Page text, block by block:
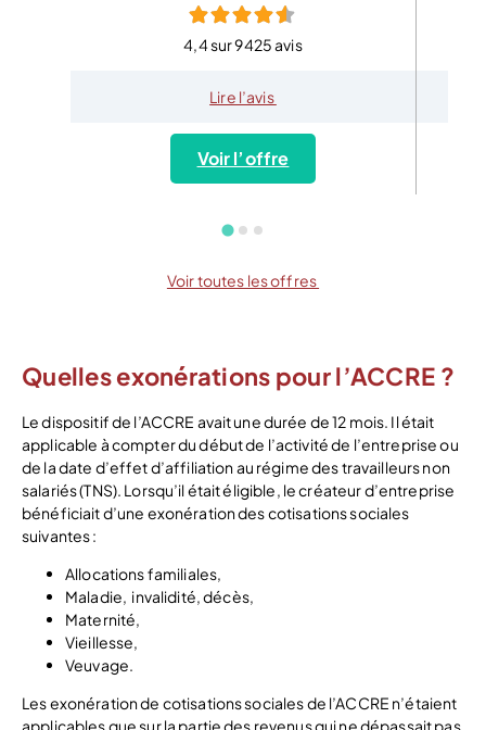
4,4 sur 9425 avis
Lire l’avis
Voir l’offre
Voir toutes les offres
Quelles exonérations pour l’ACCRE ?
Le dispositif de l’ACCRE avait une durée de 12 mois. Il était
applicable à compter du début de l’activité de l’entreprise ou
de la date d’effet d’affiliation au régime des travailleurs non
salariés (TNS). Lorsqu’il était éligible, le créateur d’entreprise
bénéficiait d’une exonération des cotisations sociales
suivantes :
Allocations familiales,
Maladie, invalidité, décès,
Maternité,
Vieillesse,
Veuvage.
Les exonération de cotisations sociales de l’ACCRE n’étaient